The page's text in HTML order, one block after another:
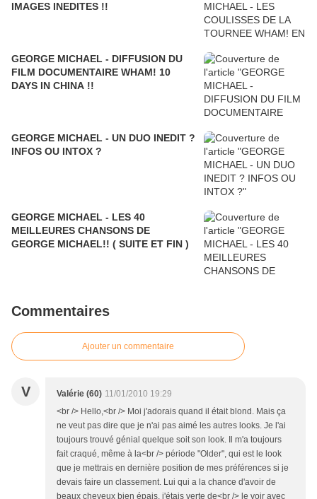
IMAGES INEDITES !!
GEORGE MICHAEL - DIFFUSION DU
FILM DOCUMENTAIRE WHAM! 10
DAYS IN CHINA !!
GEORGE MICHAEL - UN DUO INEDIT ?
INFOS OU INTOX ?
GEORGE MICHAEL - LES 40
MEILLEURES CHANSONS DE
GEORGE MICHAEL!! ( SUITE ET FIN )
Commentaires
Ajouter un commentaire
V Valérie (60) 11/01/2010 19:29
<br /> Hello,<br /> Moi j'adorais quand il était blond. Mais ça
ne veut pas dire que je n'ai pas aimé les autres looks. Je l'ai
toujours trouvé génial quelque soit son look. Il m'a toujours
fait craqué, même à la<br /> période "Older", qui est le look
que je mettrais en dernière position de mes préférences si je
devais faire un classement. Lui qui a la chance d'avoir de
beaux cheveux bien épais, j'étais verte de<br /> le voir avec